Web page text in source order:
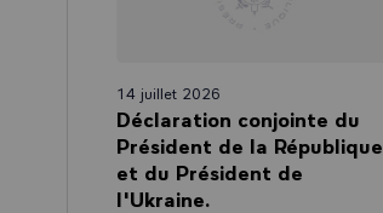
14 juillet 2026
Déclaration conjointe du
Président de la République
et du Président de
l'Ukraine.